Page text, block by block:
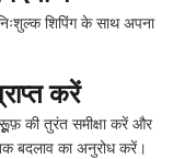
शिपिंग के साथ अपना
करें
की तुरंत समीक्षा करें और
बदलाव का अनुरोध करें।